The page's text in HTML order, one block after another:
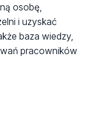
osobę,
i uzyskać
baza wiedzy,
pracowników